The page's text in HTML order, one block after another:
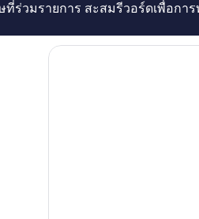
ร่วมรายการ สะสมรีวอร์ดเพื่อการ